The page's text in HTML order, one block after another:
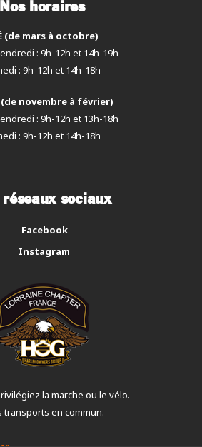
Nos horaires
(de mars à octobre)
: 9h-12h et 14h-19h
: 9h-12h et 14h-18h
(de novembre à février)
: 9h-12h et 13h-18h
: 9h-12h et 14h-18h
réseaux sociaux
Facebook
Instagram
la marche ou le vélo.
en commun.